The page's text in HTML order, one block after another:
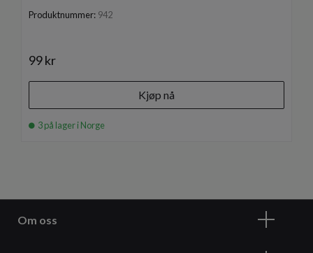
Produktnummer: 942
99 kr
Kjøp nå
3 på lager i Norge
Om oss